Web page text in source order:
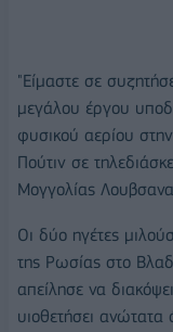
"Είμαστε σε
μεγάλου έργου
φυσικού αερίου
Πούτιν σε
Μογγολίας
Οι δύο ηγέτες
της Ρωσίας στο
απείλησε να
υιοθετήσει ανώτατα